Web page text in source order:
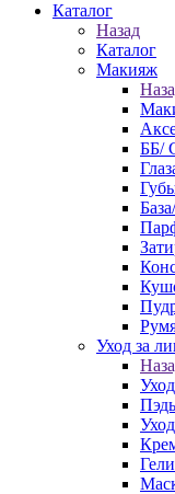
Каталог
Назад
Каталог
Макияж
ББ/
Уход за